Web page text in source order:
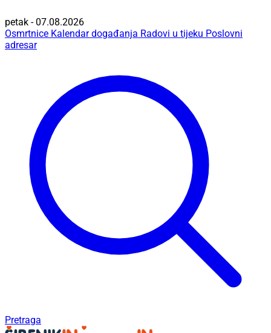
petak - 07.08.2026
Osmrtnice Kalendar događanja Radovi u tijeku Poslovni
adresar
Pretraga